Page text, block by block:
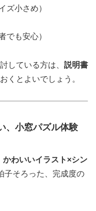
ズ小さめ）
でも安心）
している方は、 説明書
くとよいでしょう。
、小窓パズル体験
かわいいイラスト×シン
子そろった、完成度の